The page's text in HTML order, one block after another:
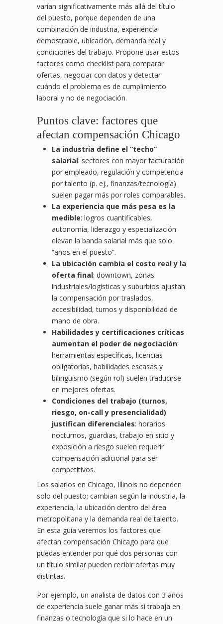
varían significativamente más allá del título
del puesto, porque dependen de una
combinación de industria, experiencia
demostrable, ubicación, demanda real y
condiciones del trabajo. Propone usar estos
factores como checklist para comparar
ofertas, negociar con datos y detectar
cuándo el problema es de cumplimiento
laboral y no de negociación.
Puntos clave: factores que
afectan compensación Chicago
La industria define el “techo”
salarial: sectores con mayor facturación
por empleado, regulación y competencia
por talento (p. ej., finanzas/tecnología)
suelen pagar más por roles comparables.
La experiencia que más pesa es la
medible: logros cuantificables,
autonomía, liderazgo y especialización
elevan la banda salarial más que solo
“años en el puesto”.
La ubicación cambia el costo real y la
oferta final: downtown, zonas
industriales/logísticas y suburbios ajustan
la compensación por traslados,
accesibilidad, turnos y disponibilidad de
mano de obra.
Habilidades y certificaciones críticas
aumentan el poder de negociación:
herramientas específicas, licencias
obligatorias, habilidades escasas y
bilingüismo (según rol) suelen traducirse
en mejores ofertas.
Condiciones del trabajo (turnos,
riesgo, on-call y presencialidad)
justifican diferenciales: horarios
nocturnos, guardias, trabajo en sitio y
exposición a riesgo suelen requerir
compensación adicional para ser
competitivos.
Los salarios en Chicago, Illinois no dependen
solo del puesto; cambian según la industria, la
experiencia, la ubicación dentro del área
metropolitana y la demanda real de talento.
En esta guía veremos los factores que
afectan compensación Chicago para que
puedas entender por qué dos personas con
un título similar pueden recibir ofertas muy
distintas.
Por ejemplo, un analista de datos con 3 años
de experiencia suele ganar más si trabaja en
finanzas o tecnología que si lo hace en un